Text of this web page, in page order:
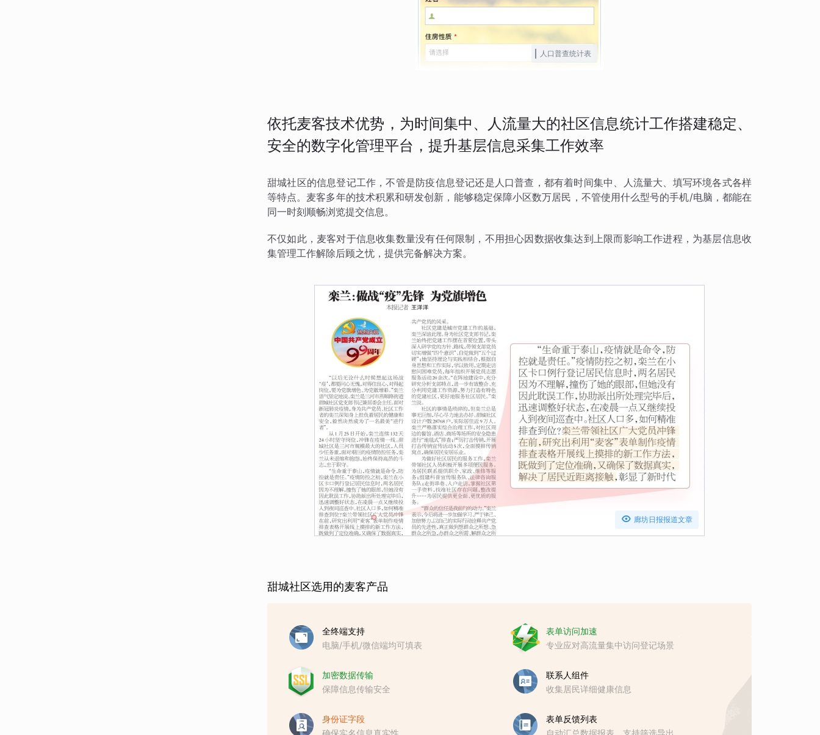
人口普查统计表
依托麦客技术优势，为时间集中、人流量大的社区信息统计工作搭建稳定、
安全的数字化管理平台，提升基层信息采集工作效率
甜城社区的信息登记工作，不管是防疫信息登记还是人口普查，都有着时间集中、人流量大、填写环境各式各样
等特点。麦客多年的技术积累和研发创新，能够稳定保障小区数万居民，不管使用什么型号的手机/电脑，都能在
同一时刻顺畅浏览提交信息。
不仅如此，麦客对于信息收集数量没有任何限制，不用担心因数据收集达到上限而影响工作进程，为基层信息收
集管理工作解除后顾之忧，提供完备解决方案。
 廊坊日报报道文章
甜城社区选用的麦客产品
全终端支持
电脑/手机/微信端均可填表
表单访问加速
专业应对高流量集中访问登记场景
加密数据传输
保障信息传输安全
联系人组件
收集居民详细健康信息
身份证字段
表单反馈列表